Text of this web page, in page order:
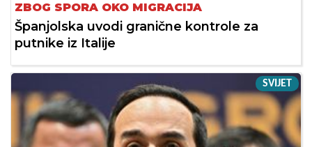
ZBOG SPORA OKO MIGRACIJA
Španjolska uvodi granične kontrole za
putnike iz Italije
SVIJET